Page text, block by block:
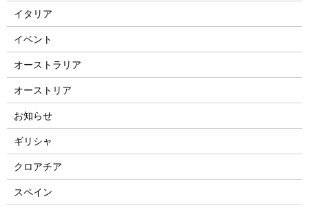
イタリア
イベント
オーストラリア
オーストリア
お知らせ
ギリシャ
クロアチア
スペイン